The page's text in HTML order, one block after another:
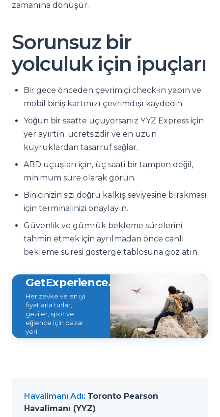
zamanına dönüşür.
Sorunsuz bir
yolculuk için ipuçları
Bir gece önceden çevrimiçi check-in yapın ve
mobil biniş kartınızı çevrimdışı kaydedin.
Yoğun bir saatte uçuyorsanız YYZ Express için
yer ayırtın; ücretsizdir ve en uzun
kuyruklardan tasarruf sağlar.
ABD uçuşları için, üç saati bir tampon değil,
minimum süre olarak görün.
Binicinizin sizi doğru kalkış seviyesine bırakması
için terminalinizi onaylayın.
Güvenlik ve gümrük bekleme sürelerini
tahmin etmek için ayrılmadan önce canlı
bekleme süresi gösterge tablosuna göz atın.
GetExperience.com
Her zevke ve en iyi
fiyatlarla turlar,
geziler, spor ve
eğlence için pazar
yeri.
Havalimanı Adı: Toronto Pearson
Havalimanı (YYZ)